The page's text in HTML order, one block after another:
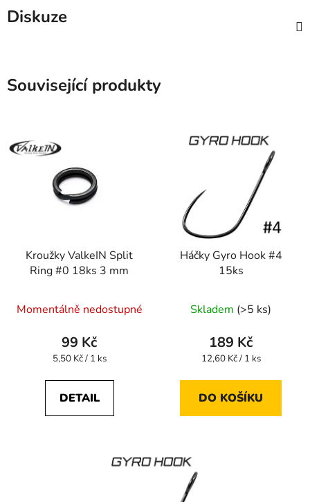
Diskuze
Související produkty
Kroužky ValkeIN Split
Ring #0 18ks 3 mm
Momentálně nedostupné
99 Kč
Měrná
5,50 Kč / 1 ks
DETAIL
Háčky Gyro Hook #4
15ks
Skladem (>5 ks)
189 Kč
Měrná
12,60 Kč / 1 ks
DO KOŠÍKU